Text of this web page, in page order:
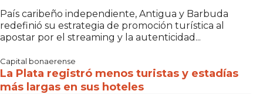
País caribeño independiente, Antigua y Barbuda
redefinió su estrategia de promoción turística al
apostar por el streaming y la autenticidad...
Capital bonaerense
La Plata registró menos turistas y estadías
más largas en sus hoteles